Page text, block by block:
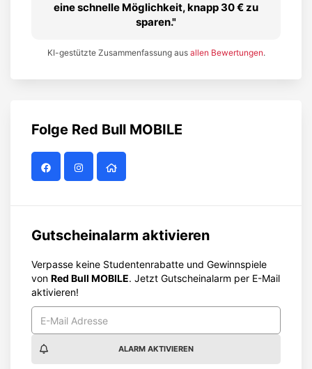
eine schnelle Möglichkeit, knapp 30 € zu
sparen.
KI-gestützte Zusammenfassung aus allen Bewertungen.
Folge Red Bull MOBILE
Gutscheinalarm aktivieren
Verpasse keine Studentenrabatte und Gewinnspiele
von Red Bull MOBILE. Jetzt Gutscheinalarm per E-Mail
aktivieren!
ALARM AKTIVIEREN